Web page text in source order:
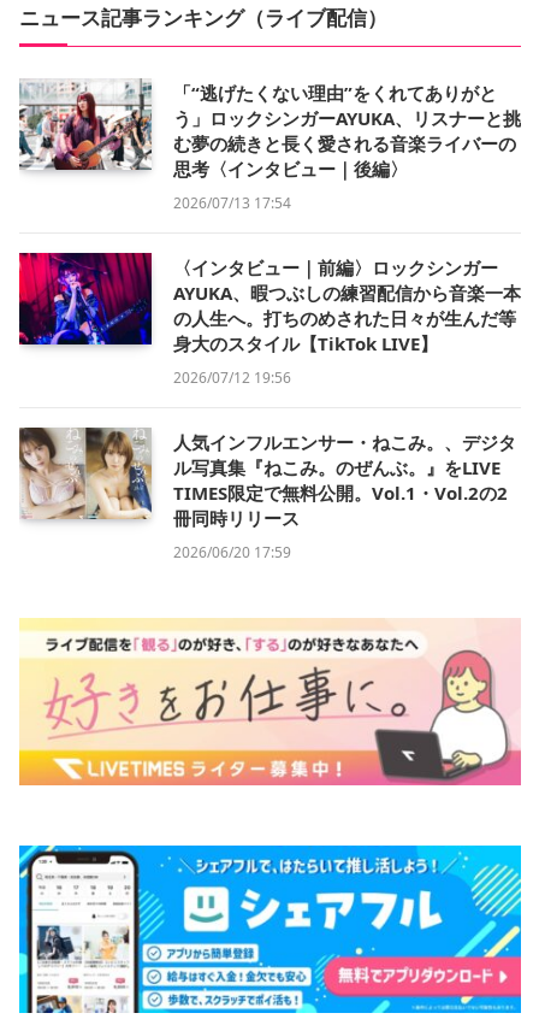
ニュース記事ランキング（ライブ配信）
「“逃げたくない理由”をくれてありがと
う」ロックシンガーAYUKA、リスナーと挑
む夢の続きと長く愛される音楽ライバーの
思考〈インタビュー｜後編〉
2026/07/13 17:54
〈インタビュー｜前編〉ロックシンガー
AYUKA、暇つぶしの練習配信から音楽一本
の人生へ。打ちのめされた日々が生んだ等
身大のスタイル【TikTok LIVE】
2026/07/12 19:56
人気インフルエンサー・ねこみ。、デジタ
ル写真集『ねこみ。のぜんぶ。』をLIVE
TIMES限定で無料公開。Vol.1・Vol.2の2
冊同時リリース
2026/06/20 17:59